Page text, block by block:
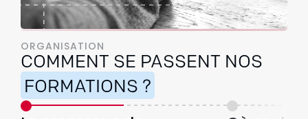
ORGANISATION
COMMENT SE PASSENT NOS
FORMATIONS ?